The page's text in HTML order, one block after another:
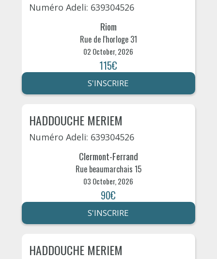
Numéro Adeli: 639304526
Riom
Rue de l'horloge 31
02 October, 2026
115€
S'INSCRIRE
HADDOUCHE MERIEM
Numéro Adeli: 639304526
Clermont-Ferrand
Rue beaumarchais 15
03 October, 2026
90€
S'INSCRIRE
HADDOUCHE MERIEM